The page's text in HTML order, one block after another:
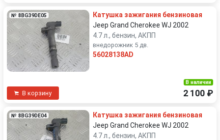
№ 8BG39DE05
Катушка зажигания бензиновая
Jeep Grand Cherokee WJ 2002
4.7 л., бензин, АКПП
внедорожник 5 дв.
56028138AD
В корзину
В наличии
2 100 ₽
№ 8BG39DE04
Катушка зажигания бензиновая
Jeep Grand Cherokee WJ 2002
4.7 л., бензин, АКПП